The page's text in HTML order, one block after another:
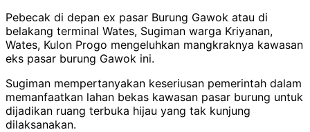
Pebecak di depan ex pasar Burung Gawok atau di
belakang terminal Wates, Sugiman warga Kriyanan,
Wates, Kulon Progo mengeluhkan mangkraknya kawasan
eks pasar burung Gawok ini.
Sugiman mempertanyakan keseriusan pemerintah dalam
memanfaatkan lahan bekas kawasan pasar burung untuk
dijadikan ruang terbuka hijau yang tak kunjung
dilaksanakan.